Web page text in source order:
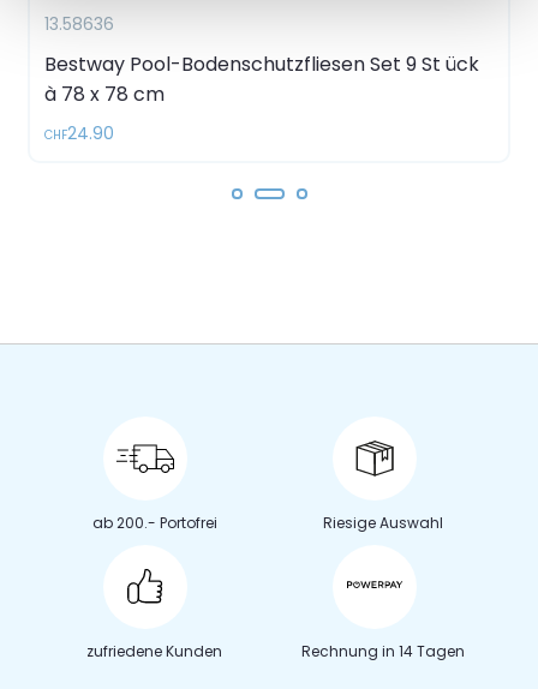
13.58636
Bestway Pool-Bodenschutzfliesen Set 9 St ück
à 78 x 78 cm
CHF24.90
ab 200.- Portofrei Riesige Auswahl
zufriedene Kunden Rechnung in 14 Tagen